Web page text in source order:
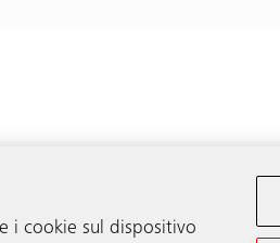
i cookie sul dispositivo